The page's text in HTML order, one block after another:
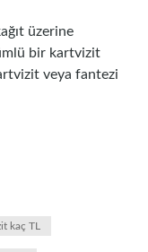
üzerine
bir kartvizit
veya fantezi
kaç TL